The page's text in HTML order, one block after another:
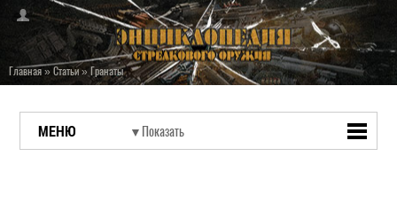
Главная»Статьи»Гранаты
МЕНЮ